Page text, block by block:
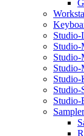
Studio-
Studio-
Studio-
Studio-
Studio-